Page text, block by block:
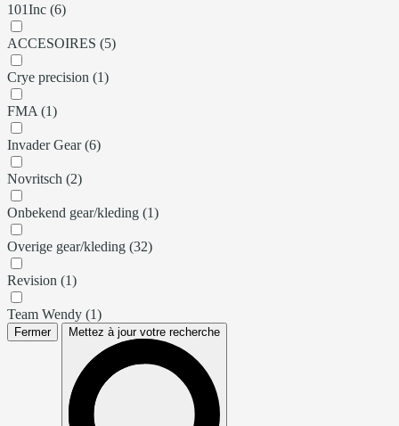
101Inc (6)
ACCESOIRES (5)
Crye precision (1)
FMA (1)
Invader Gear (6)
Novritsch (2)
Onbekend gear/kleding (1)
Overige gear/kleding (32)
Revision (1)
Team Wendy (1)
Fermer Mettez à jour votre recherche